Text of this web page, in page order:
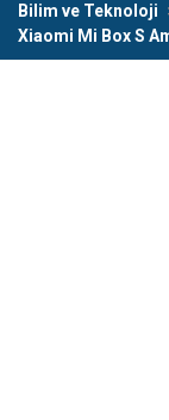
Bilim ve Teknoloji
Xiaomi Mi Box S